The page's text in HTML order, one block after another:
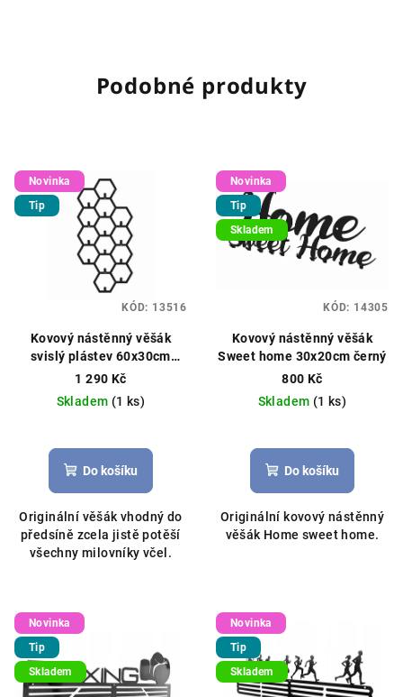
Podobné produkty
Novinka
Tip
Kovový nástěnný věšák
svislý plástev 60x30cm
černý
1 290 Kč
Skladem (1 ks)
Do košíku
Originální věšák vhodný do
předsíně zcela jistě potěší
všechny milovníky včel.
KÓD: 13516
Novinka
Tip
Skladem
Kovový nástěnný věšák
Sweet home 30x20cm černý
800 Kč
Skladem (1 ks)
Do košíku
Originální kovový nástěnný
věšák Home sweet home.
KÓD: 14305
Novinka
Tip
Skladem
Novinka
Tip
Skladem